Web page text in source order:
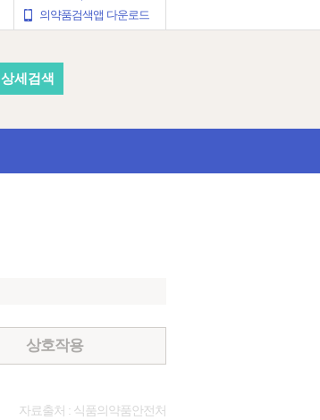
의약품검색앱 다운로드
상세검색
상호작용
자료출처 : 식품의약품안전처